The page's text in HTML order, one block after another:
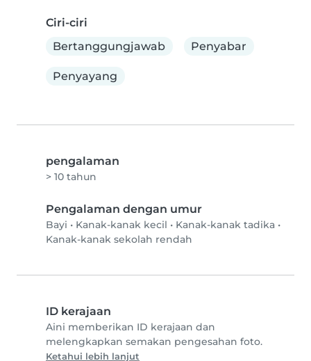
Ciri-ciri
Bertanggungjawab
Penyabar
Penyayang
pengalaman
> 10 tahun
Pengalaman dengan umur
Bayi • Kanak-kanak kecil • Kanak-kanak tadika •
Kanak-kanak sekolah rendah
ID kerajaan
Aini memberikan ID kerajaan dan
melengkapkan semakan pengesahan foto.
Ketahui lebih lanjut